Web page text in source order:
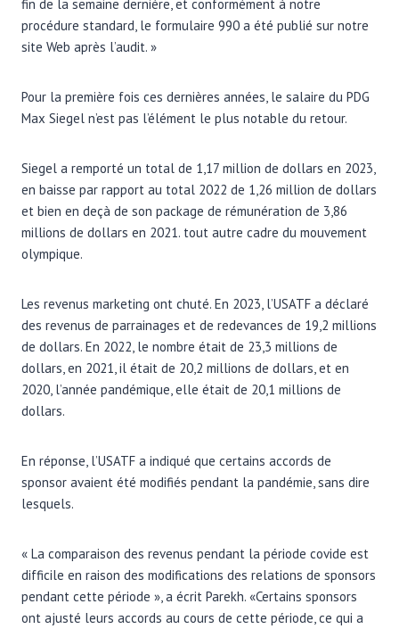
fin de la semaine dernière, et conformément à notre
procédure standard, le formulaire 990 a été publié sur notre
site Web après l’audit. »
Pour la première fois ces dernières années, le salaire du PDG
Max Siegel n’est pas l’élément le plus notable du retour.
Siegel a remporté un total de 1,17 million de dollars en 2023,
en baisse par rapport au total 2022 de 1,26 million de dollars
et bien en deçà de son package de rémunération de 3,86
millions de dollars en 2021. tout autre cadre du mouvement
olympique.
Les revenus marketing ont chuté. En 2023, l’USATF a déclaré
des revenus de parrainages et de redevances de 19,2 millions
de dollars. En 2022, le nombre était de 23,3 millions de
dollars, en 2021, il était de 20,2 millions de dollars, et en
2020, l’année pandémique, elle était de 20,1 millions de
dollars.
En réponse, l’USATF a indiqué que certains accords de
sponsor avaient été modifiés pendant la pandémie, sans dire
lesquels.
« La comparaison des revenus pendant la période covide est
difficile en raison des modifications des relations de sponsors
pendant cette période », a écrit Parekh. «Certains sponsors
ont ajusté leurs accords au cours de cette période, ce qui a